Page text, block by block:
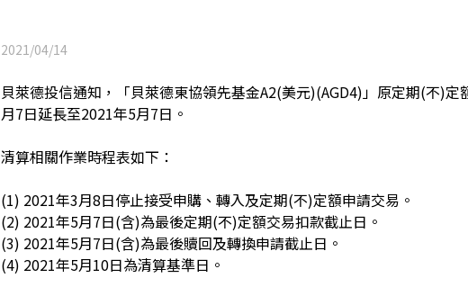
2021/04/14
貝萊德投信通知，「貝萊德東協領先基金A2(美元)(AGD4)」原定期(不)
月7日延長至2021年5月7日。
清算相關作業時程表如下：
(1) 2021年3月8日停止接受申購、轉入及定期(不)定額申請交易。
(2) 2021年5月7日(含)為最後定期(不)定額交易扣款截止日。
(3) 2021年5月7日(含)為最後贖回及轉換申請截止日。
(4) 2021年5月10日為清算基準日。